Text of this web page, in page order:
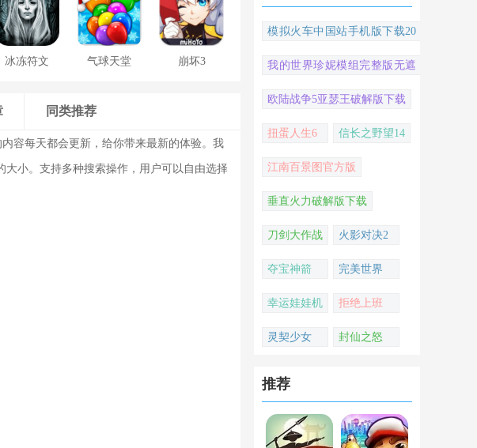
冰冻符文 气球天堂 崩坏3
同类推荐
容每天都会更新，给你带来最新的体验。我
小。支持多种搜索操作，用户可以自由选择
模拟火车中国站手机版下载20
我的世界珍妮模组完整版无遮
欧陆战争5亚瑟王破解版下载
扭蛋人生6 信长之野望14
江南百景图官方版
垂直火力破解版下载
刀剑大作战 火影对决2
夺宝神箭 完美世界
幸运娃娃机 拒绝上班
灵契少女 封仙之怒
推荐